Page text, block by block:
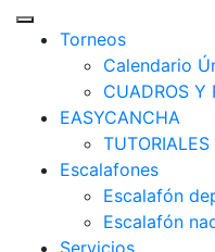
Torneos
Calendario
CUADROS Y
EASYCANCHA
Escalafones
Escalafón
Escalafón
Servicios